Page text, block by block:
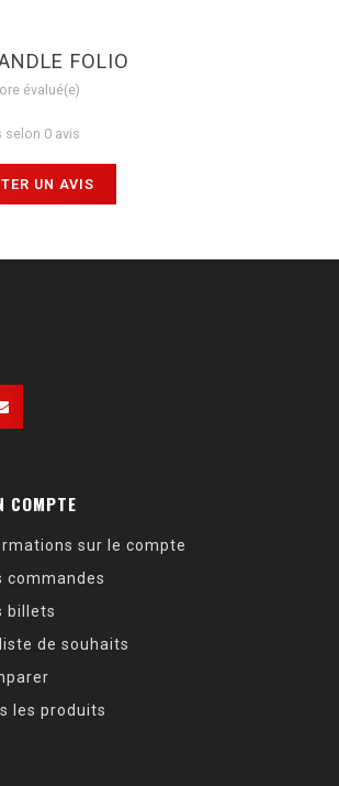
FOLIO
évalué(e)
selon 0 avis
UN AVIS
COMPTE
sur le compte
commandes
billets
de souhaits
les produits